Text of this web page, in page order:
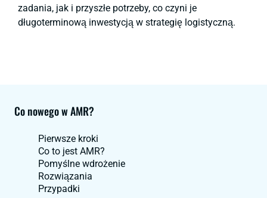
zadania, jak i przyszłe potrzeby, co czyni je
długoterminową inwestycją w strategię logistyczną.
Co nowego w AMR?
Pierwsze kroki
Co to jest AMR?
Pomyślne wdrożenie
Rozwiązania
Przypadki